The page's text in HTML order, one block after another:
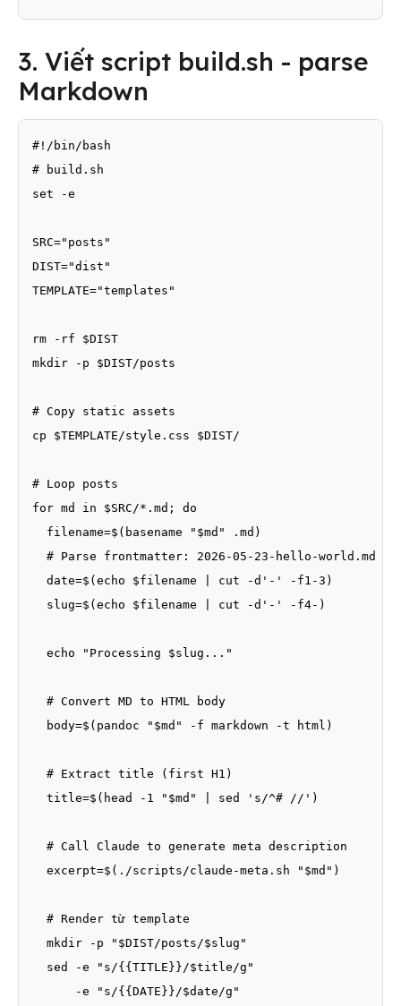
3. Viết script build.sh - parse
Markdown
#!/bin/bash
# build.sh
set -e
SRC="posts"
DIST="dist"
TEMPLATE="templates"
rm -rf $DIST
mkdir -p $DIST/posts
# Copy static assets
cp $TEMPLATE/style.css $DIST/
# Loop posts
for md in $SRC/*.md; do
  filename=$(basename "$md" .md)
# Parse frontmatter: 2026-05-23-hello-world.md -
  date=$(echo $filename | cut -d'-' -f1-3)
  slug=$(echo $filename | cut -d'-' -f4-)
  echo "Processing $slug..."
  # Convert MD to HTML body
  body=$(pandoc "$md" -f markdown -t html)
  # Extract title (first H1)
  title=$(head -1 "$md" | sed 's/^# //')
  # Call Claude to generate meta description
  excerpt=$(./scripts/claude-meta.sh "$md")
  # Render từ template
  mkdir -p "$DIST/posts/$slug"
  sed -e "s/{{TITLE}}/$title/g"
      -e "s/{{DATE}}/$date/g"